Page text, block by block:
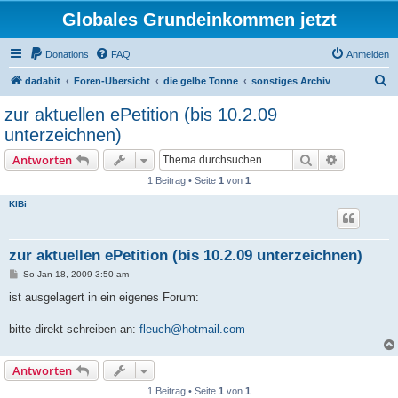
Globales Grundeinkommen jetzt
Donations FAQ Anmelden
dadabit Foren-Übersicht die gelbe Tonne sonstiges Archiv
zur aktuellen ePetition (bis 10.2.09
unterzeichnen)
Antworten Suche
1 Beitrag • Seite 1 von 1
KlBi
zur aktuellen ePetition (bis 10.2.09 unterzeichnen)
B
i
a
So Jan 18, 2009 3:50 am
ist ausgelagert in ein eigenes Forum:
bitte direkt schreiben an: fleuch@hotmail.com
Antworten
1 Beitrag • Seite 1 von 1